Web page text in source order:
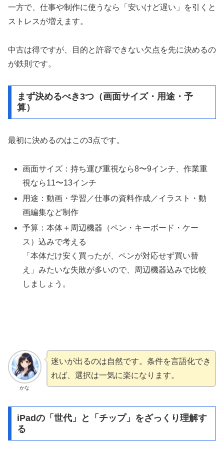
一方で、仕事や制作に使うなら「安いけど遅い」を引くと
ストレスが増えます。
中古は得ですが、目的と許容できない欠点を先に決めるの
が鉄則です。
まず決めるべき3つ（画面サイズ・用途・予
算）
最初に決めるのはこの3点です。
画面サイズ：持ち運び重視なら8〜9インチ、作業重
視なら11〜13インチ
用途：動画・学習／仕事の資料作成／イラスト・動
画編集など制作
予算：本体＋周辺機器（ペン・キーボード・ケー
ス）込みで考える
「本体だけ安く買ったが、ペンが対応せず買い替
え」みたいな失敗が多いので、周辺機器込みで比較
しましょう。
かな
迷いが出るのは自然です。条件を言語化でき
れば、選択は一気に楽になります。
iPadの「世代」と「チップ」をざっくり理解す
る